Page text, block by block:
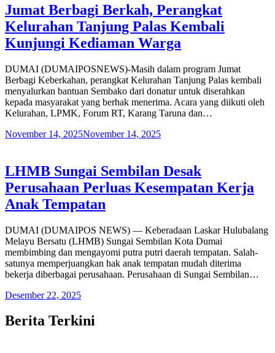
Jumat Berbagi Berkah, Perangkat
Kelurahan Tanjung Palas Kembali
Kunjungi Kediaman Warga
DUMAI (DUMAIPOSNEWS)-Masih dalam program Jumat
Berbagi Keberkahan, perangkat Kelurahan Tanjung Palas kembali
menyalurkan bantuan Sembako dari donatur untuk diserahkan
kepada masyarakat yang berhak menerima. Acara yang diikuti oleh
Kelurahan, LPMK, Forum RT, Karang Taruna dan…
November 14, 2025November 14, 2025
LHMB Sungai Sembilan Desak
Perusahaan Perluas Kesempatan Kerja
Anak Tempatan
DUMAI (DUMAIPOS NEWS) — Keberadaan Laskar Hulubalang
Melayu Bersatu (LHMB) Sungai Sembilan Kota Dumai
membimbing dan mengayomi putra putri daerah tempatan. Salah-
satunya memperjuangkan hak anak tempatan mudah diterima
bekerja diberbagai perusahaan. Perusahaan di Sungai Sembilan…
Desember 22, 2025
Berita Terkini